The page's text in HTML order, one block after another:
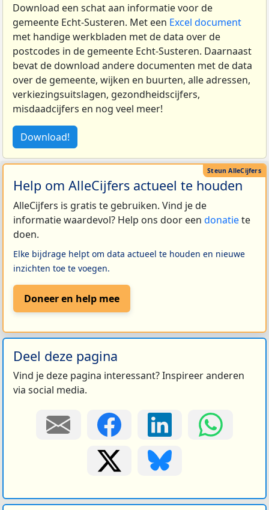
Download een schat aan informatie voor de
gemeente Echt-Susteren. Met een Excel document
met handige werkbladen met de data over de
postcodes in de gemeente Echt-Susteren. Daarnaast
bevat de download andere documenten met de data
over de gemeente, wijken en buurten, alle adressen,
verkiezingsuitslagen, gezondheidscijfers,
misdaadcijfers en nog veel meer!
Download!
Help om AlleCijfers actueel te houden
AlleCijfers is gratis te gebruiken. Vind je de
informatie waardevol? Help ons door een donatiete
doen.
Elke bijdrage helpt om data actueel te houden en nieuwe
inzichten toe te voegen.
Doneer en help mee
Deel deze pagina
Vind je deze pagina interessant? Inspireer anderen
via social media.